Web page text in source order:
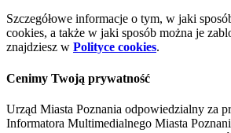
Szczegółowe informacje o tym, w jaki
cookies, a także w jaki sposób można je
znajdziesz w Polityce cookies.
Cenimy Twoją prywatność
Urząd Miasta Poznania odpowiedzialny za
Informatora Multimedialnego Miasta